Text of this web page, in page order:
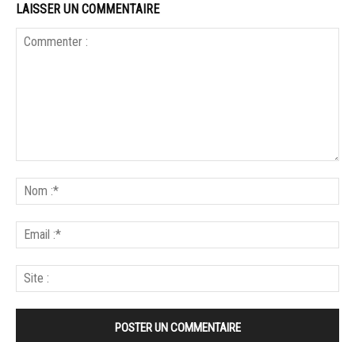
LAISSER UN COMMENTAIRE